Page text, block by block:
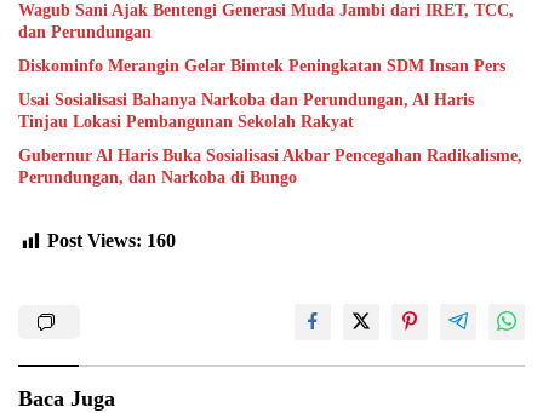
Wagub Sani Ajak Bentengi Generasi Muda Jambi dari IRET, TCC,
dan Perundungan
Diskominfo Merangin Gelar Bimtek Peningkatan SDM Insan Pers
Usai Sosialisasi Bahanya Narkoba dan Perundungan, Al Haris
Tinjau Lokasi Pembangunan Sekolah Rakyat
Gubernur Al Haris Buka Sosialisasi Akbar Pencegahan Radikalisme,
Perundungan, dan Narkoba di Bungo
Post Views: 160
Baca Juga